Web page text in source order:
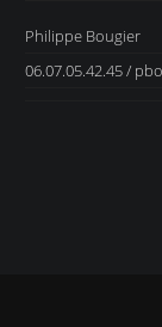
Philippe Bougier
06.07.05.42.45 /